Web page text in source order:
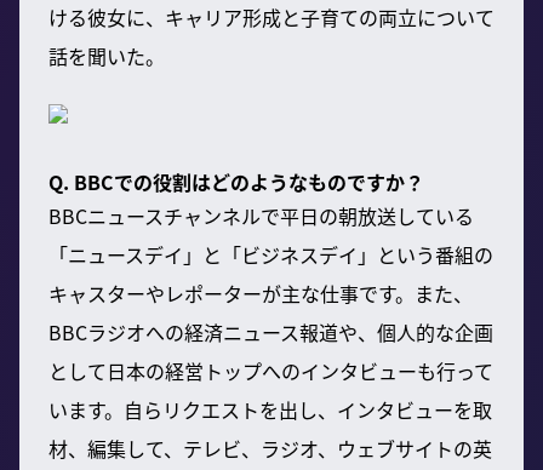
ける彼女に、キャリア形成と子育ての両立について
話を聞いた。
Q. BBCでの役割はどのようなものですか？
BBCニュースチャンネルで平日の朝放送している
「ニュースデイ」と「ビジネスデイ」という番組の
キャスターやレポーターが主な仕事です。また、
BBCラジオへの経済ニュース報道や、個人的な企画
として日本の経営トップへのインタビューも行って
います。自らリクエストを出し、インタビューを取
材、編集して、テレビ、ラジオ、ウェブサイトの英